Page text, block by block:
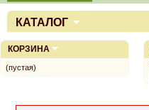
КАТАЛОГ
КОРЗИНА
(пустая)